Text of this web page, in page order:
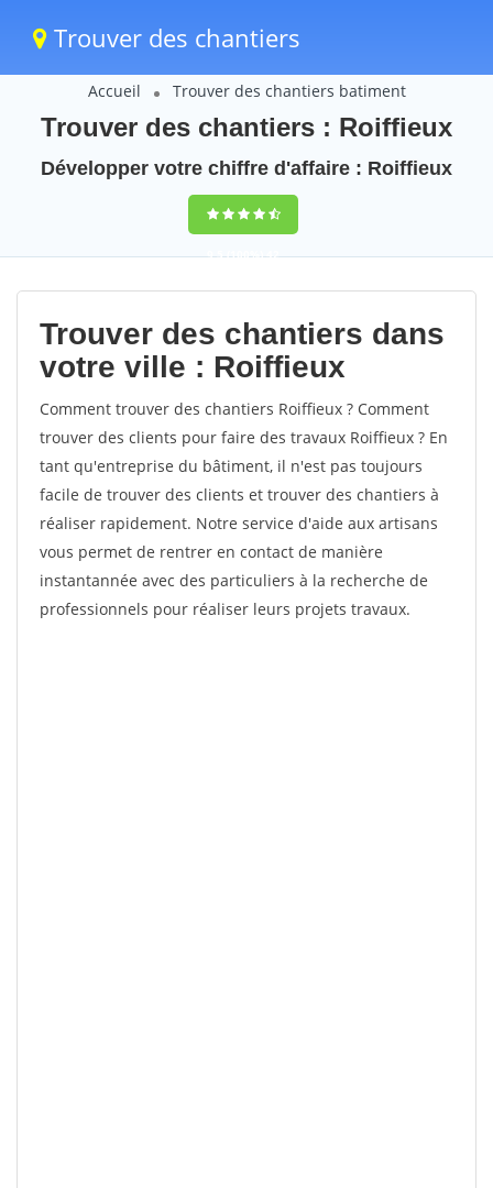
Trouver des chantiers
Accueil Trouver des chantiers batiment
Trouver des chantiers : Roiffieux
Développer votre chiffre d'affaire : Roiffieux
9,5(100%)42
votes
Trouver des chantiers dans
votre ville : Roiffieux
Comment trouver des chantiers Roiffieux ? Comment
trouver des clients pour faire des travaux Roiffieux ? En
tant qu'entreprise du bâtiment, il n'est pas toujours
facile de trouver des clients et trouver des chantiers à
réaliser rapidement. Notre service d'aide aux artisans
vous permet de rentrer en contact de manière
instantannée avec des particuliers à la recherche de
professionnels pour réaliser leurs projets travaux.